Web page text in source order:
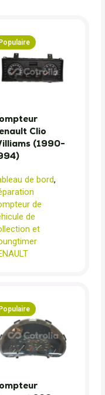
Populaire
Clio
(1990-
de bord,
de
de
et
Populaire